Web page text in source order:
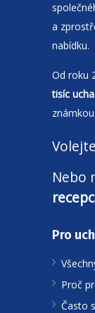
a
nabídku.
Od roku
tisíc
známkou
Nebo
Pro
Proč
Často